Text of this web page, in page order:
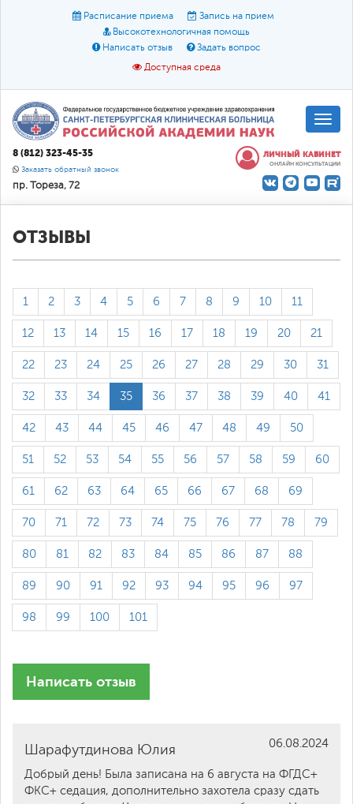
Расписание приема
Запись на прием
Высокотехнологичная помощь
Написать отзыв
Задать вопрос
Доступная среда
Размер шрифта: A A A
Цвет:
8 (812) 323-45-35
Заказать обратный звонок
пр. Тореза, 72
ЛИЧНЫЙ КАБИНЕТ
ОНЛАЙН КОНСУЛЬТАЦИИ
ОТЗЫВЫ
1 2 3 4 5 6 7 8 9 10 11
12 13 14 15 16 17 18 19 20 21
22 23 24 25 26 27 28 29 30 31
32 33 34 35 36 37 38 39 40 41
42 43 44 45 46 47 48 49 50
51 52 53 54 55 56 57 58 59 60
61 62 63 64 65 66 67 68 69
70 71 72 73 74 75 76 77 78 79
80 81 82 83 84 85 86 87 88
89 90 91 92 93 94 95 96 97
98 99 100 101
Написать отзыв
06.08.2024
Шарафутдинова Юлия
Добрый день! Была записана на 6 августа на ФГДС+
ФКС+ седация, дополнительно захотела сразу сдать